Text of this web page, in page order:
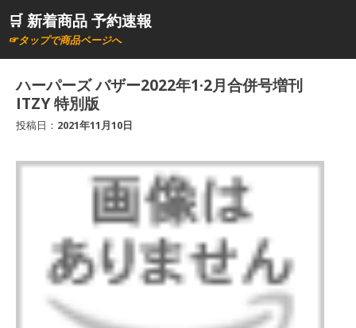
ン🛒 新着商品 予約速報
☞タップで商品ページへ
ハーパーズ バザー2022年1·2月合併号増刊
ITZY 特別版
投稿日： 2021年11月10日